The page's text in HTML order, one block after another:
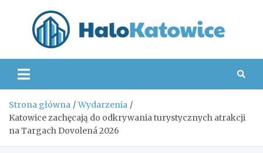
Strona główna
Wydarzenia
Katowice zachęcają do odkrywania turystycznych atrakcji
na Targach Dovolená 2026